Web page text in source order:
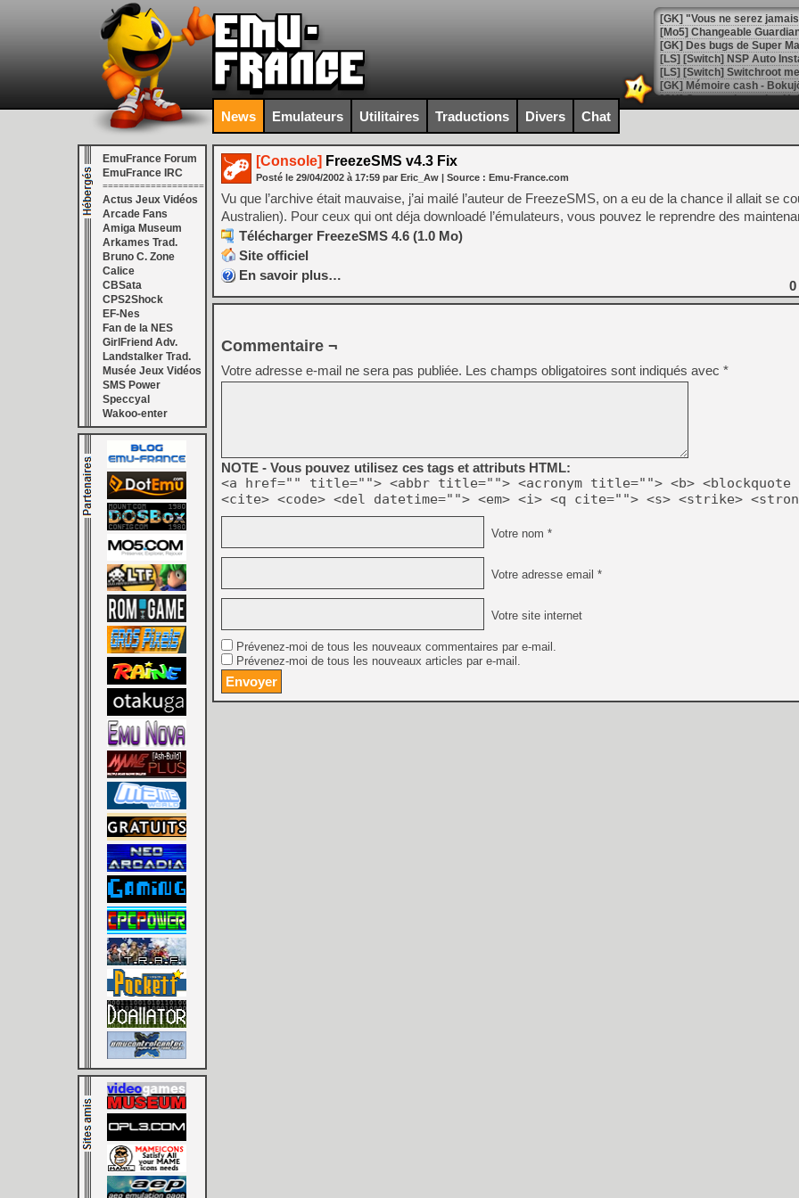
[GK] "Vous ne serez
[Mo5] Changeable
[GK] Des bugs de Super
[LS] [Switch] NSP Auto
[GK] La saga horrifique
[GK] Le portage de Super
[Mo5] Le jeu de course
[GK] Guillermo del Toro
[GK] Mistfall Hunter : déjà
[GK] Wo Long 2 évolue
[GK] Crossfire : un TPS à
[LS] [PS5] Premiers
[GK] Bethesda fête les 30
[GK] Roblox : l'action en
[GK] Agenda - GeForce
[LS] [PS5] ps5-y2jb-
[GK] Pourquoi Marvel
[GK] Test : Restory : Chill
[GK] GTA 6 : Rockstar
[GK] Hot Wheels Infinite
[GK] Mémoire cash -
[GK] Résultats Nintendo :
[GK] Mémoire cash -
News Emulateurs Utilitaires Traductions Divers Chat
EmuFrance Forum
EmuFrance IRC
===================
Actus Jeux Vidéos
Arcade Fans
Amiga Museum
Arkames Trad.
Bruno C. Zone
Calice
CBSata
CPS2Shock
EF-Nes
Fan de la NES
GirlFriend Adv.
Landstalker Trad.
Musée Jeux Vidéos
SMS Power
Speccyal
Wakoo-enter
[Console] FreezeSMS v4.3 Fix
Posté le 29/04/2002 à 17:59 par Eric_Aw | Source : Emu-France.com
Vu que l’archive était mauvaise, j’ai mailé l’auteur de FreezeSMS, on a eu de la chance il allait se
Australien). Pour ceux qui ont déja downloadé l’émulateurs, vous pouvez le reprendre des
Télécharger FreezeSMS 4.6 (1.0 Mo)
Site officiel
En savoir plus…
0
Commentaire ¬
Votre adresse e-mail ne sera pas publiée. Les champs obligatoires sont indiqués avec *
NOTE - Vous pouvez utilisez ces tags et attributs HTML:
<a href="" title=""> <abbr title=""> <acronym title=""> <b> <blockquote
<cite> <code> <del datetime=""> <em> <i> <q cite=""> <s> <strike>
Votre nom *
Votre adresse email *
Votre site internet
Prévenez-moi de tous les nouveaux commentaires par e-mail.
Prévenez-moi de tous les nouveaux articles par e-mail.